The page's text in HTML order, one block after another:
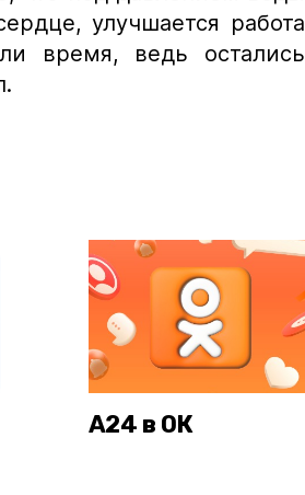
улучшается работа
время, ведь остались
А24 в ОК